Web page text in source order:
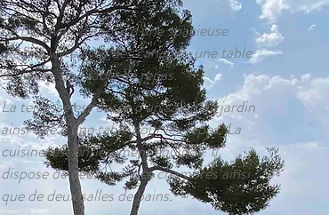
Le Beauvert dispose d'une spacieuse
pièce à vivre avec des canapés, une table
de salon, une table de repas.
La terrasse est dotée d'un salon de jardin
ainsi que d'une table pour les repas. La
cuisine, est entièrement équipée. Il
dispose de deux grandes chambres ainsi
que de deux salles de bains.